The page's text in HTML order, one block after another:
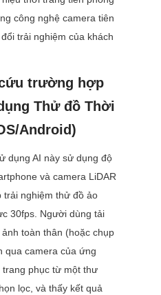
công nghệ camera tiên
trải nghiệm của khách
trường hợp
Thử đồ Thời
Android)
dụng AI này sử dụng độ
và camera LiDAR
trải nghiệm thử đồ ảo
30fps. Người dùng tải
toàn thân (hoặc chụp
qua camera của ứng
trang phục từ một thư
lọc, và thấy kết quả